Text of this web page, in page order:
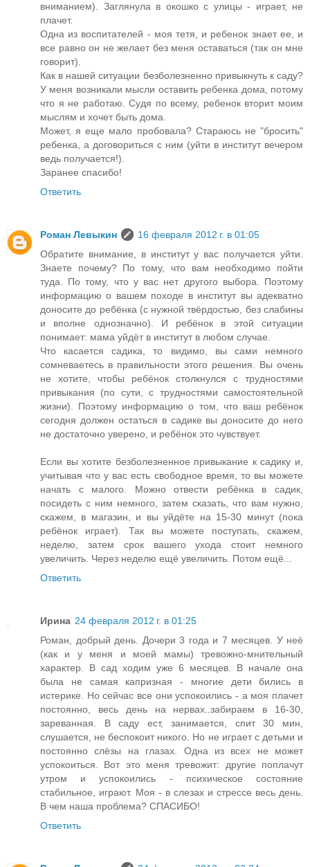
вниманием). Заглянула в окошко с улицы - играет, не
плачет.
Одна из воспитателей - моя тетя, и ребенок знает ее, и
все равно он не желает без меня оставаться (так он мне
говорит).
Как в нашей ситуации безболезненно привыкнуть к саду?
У меня возникали мысли оставить ребенка дома, потому
что я не работаю. Судя по всему, ребенок вторит моим
мыслям и хочет быть дома.
Может, я еще мало пробовала? Стараюсь не "бросить"
ребенка, а договориться с ним (уйти в институт вечером
ведь получается!).
Заранее спасибо!
Ответить
Роман Левыкин
16 февраля 2012 г. в 01:05
Обратите внимание, в институт у вас получается уйти.
Знаете почему? По тому, что вам необходимо пойти
туда. По тому, что у вас нет другого выбора. Поэтому
информацию о вашем походе в институт вы адекватно
доносите до ребёнка (с нужной твёрдостью, без слабины
и вполне однозначно). И ребёнок в этой ситуации
понимает: мама уйдёт в институт в любом случае.
Что касается садика, то видимо, вы сами немного
сомневаетесь в правильности этого решения. Вы очень
не хотите, чтобы ребёнок столкнулся с трудностями
привыкания (по сути, с трудностями самостоятельной
жизни). Поэтому информацию о том, что ваш ребёнок
сегодня должен остаться в садике вы доносите до него
не достаточно уверено, и ребёнок это чувствует.
Если вы хотите безболезненное привыкание к садику и,
учитывая что у вас есть свободное время, то вы можете
начать с малого. Можно отвести ребёнка в садик,
посидеть с ним немного, затем сказать, что вам нужно,
скажем, в магазин, и вы уйдёте на 15-30 минут (пока
ребёнок играет). Так вы можете поступать, скажем,
неделю, затем срок вашего ухода стоит немного
увеличить. Через неделю ещё увеличить. Потом ещё...
Ответить
Ирина 24 февраля 2012 г. в 01:25
Роман, добрый день. Дочери 3 года и 7 месяцев. У неё
(как и у меня и моей мамы) тревожно-мнительный
характер. В сад ходим уже 6 месяцев. В начале она
была не самая капризная - многие дети бились в
истерике. Но сейчас все они успокоились - а моя плачет
постоянно, весь день на нервах..забираем в 16-30,
зареванная. В саду ест, занимается, спит 30 мин,
слушается, не беспокоит никого. Но не играет с детьми и
постоянно слёзы на глазах. Одна из всех не может
успокоиться. Вот это меня тревожит: другие поплачут
утром и успокоились - психическое состояние
стабильное, играют. Моя - в слезах и стрессе весь день.
В чем наша проблема? СПАСИБО!
Ответить